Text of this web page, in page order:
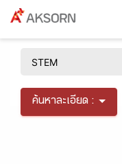
ค้นหาละเอียด :